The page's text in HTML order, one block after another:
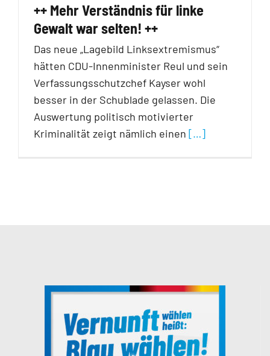
++ Mehr Verständnis für linke
Gewalt war selten! ++
Das neue „Lagebild Linksextremismus“
hätten CDU-Innenminister Reul und sein
Verfassungsschutzchef Kayser wohl
besser in der Schublade gelassen. Die
Auswertung politisch motivierter
Kriminalität zeigt nämlich einen […]